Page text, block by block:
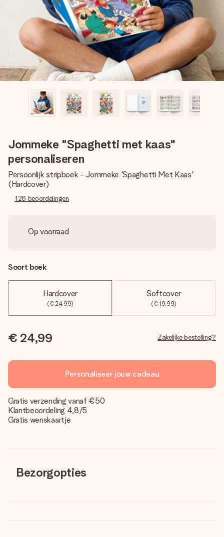
jullie foto of een boodschap die raakt. Zonder gedoe, maar
met alle aandacht voor het moment.
Jommeke "Spaghetti met kaas"
personaliseren
Persoonlijk stripboek - Jommeke 'Spaghetti Met Kaas'
(Hardcover)
126 beoordelingen
Op voorraad
Soort boek
Hardcover
(€ 24,99)
Softcover
(€ 19,99)
€ 24,99 Zakelijke bestelling?
Personaliseer jouw cadeau
Gratis verzending vanaf €50
Klantbeoordeling 4,8/5
Gratis wenskaartje
Bezorgopties